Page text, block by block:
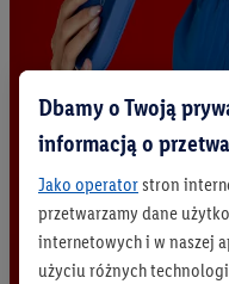
Dbamy o Twoją
informacją o
Jako operatorstron
przetwarzamy dane
internetowych i w naszej
użyciu różnych